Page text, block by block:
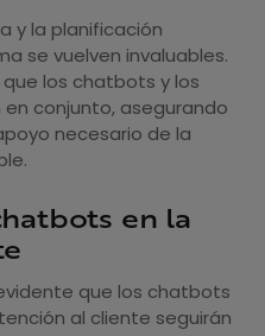
y la planificación
se vuelven invaluables.
los chatbots y los
conjunto, asegurando
necesario de la
en la
que los chatbots
al cliente seguirán